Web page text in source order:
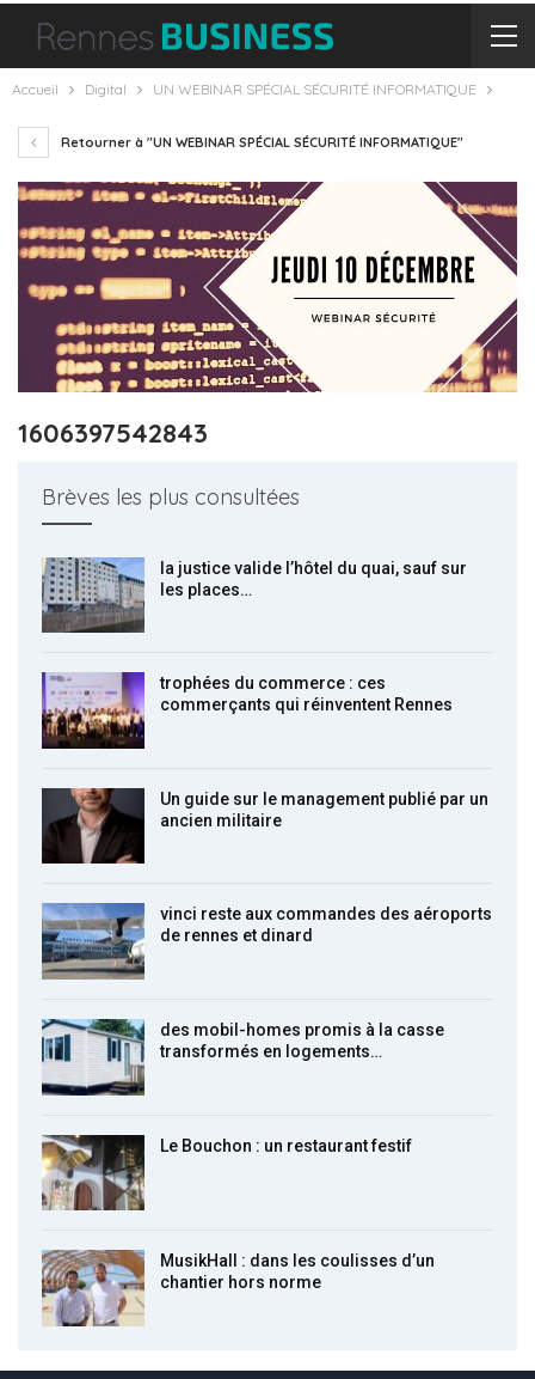
Accueil Digital UN WEBINAR SPÉCIAL SÉCURITÉ INFORMATIQUE
Retourner à "UN WEBINAR SPÉCIAL SÉCURITÉ INFORMATIQUE"
1606397542843
Brèves les plus consultées
la justice valide l’hôtel du quai, sauf sur
les places…
trophées du commerce : ces
commerçants qui réinventent Rennes
Un guide sur le management publié par un
ancien militaire
vinci reste aux commandes des aéroports
de rennes et dinard
des mobil-homes promis à la casse
transformés en logements…
Le Bouchon : un restaurant festif
MusikHall : dans les coulisses d’un
chantier hors norme